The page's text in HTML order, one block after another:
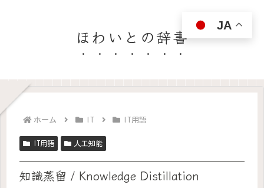
ほわいとの辞書
ホーム IT IT用語
IT用語 人工知能
知識蒸留 / Knowledge Distillation
JA